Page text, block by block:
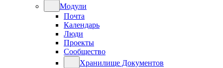
Модули
Почта
Календарь
Люди
Проекты
Сообщество
Хранилище Документов